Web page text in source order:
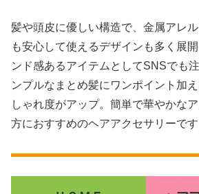
髪や頭皮に優しい構造で、金属アレ
も安心して使えるデザインも多く展
ンド感あるアイテムとしてSNSでも
ンプルなまとめ髪にワンポイント加
しゃれ度がアップ。簡単で華やかな
方におすすめのヘアアクセサリーです